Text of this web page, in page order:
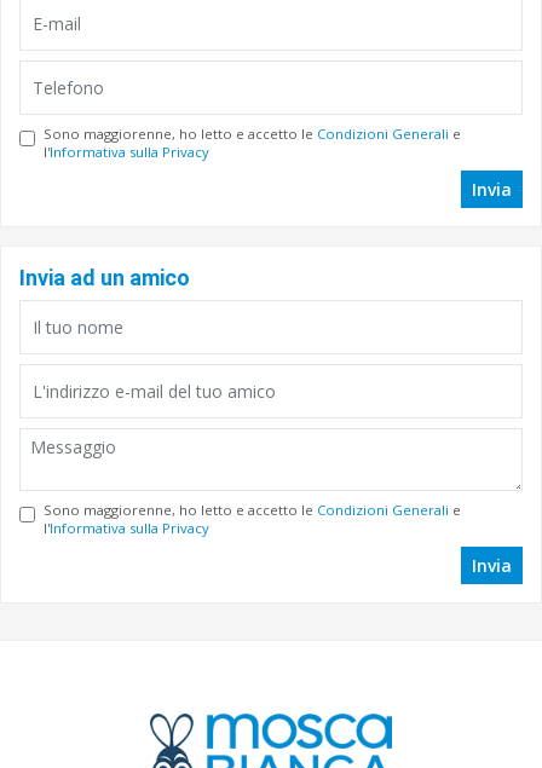
Sono maggiorenne, ho letto e accetto le Condizioni Generali e
l'Informativa sulla Privacy
Invia
Invia ad un amico
Sono maggiorenne, ho letto e accetto le Condizioni Generali e
l'Informativa sulla Privacy
Invia